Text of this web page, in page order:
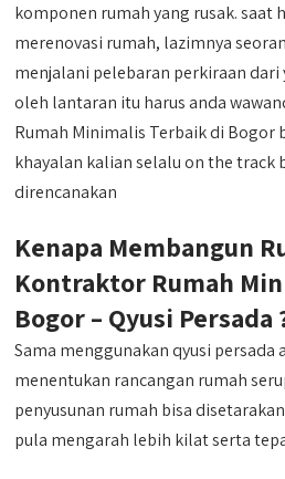
komponen rumah yang rusak. saat
merenovasi rumah, lazimnya
menjalani pelebaran perkiraan dari
oleh lantaran itu harus anda
Rumah Minimalis Terbaik di Bogor
khayalan kalian selalu on the track
direncanakan
Kenapa Membangun
Kontraktor Rumah
Bogor – Qyusi Persada
Sama menggunakan qyusi persada
menentukan rancangan rumah
penyusunan rumah bisa
pula mengarah lebih kilat serta